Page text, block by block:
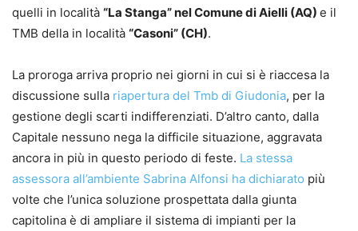
quelli in località “La Stanga” nel Comune di Aielli (AQ) e il
TMB della in località “Casoni” (CH).
La proroga arriva proprio nei giorni in cui si è riaccesa la
discussione sulla riapertura del Tmb di Giudonia, per la
gestione degli scarti indifferenziati. D’altro canto, dalla
Capitale nessuno nega la difficile situazione, aggravata
ancora in più in questo periodo di feste. La stessa
assessora all’ambiente Sabrina Alfonsi ha dichiarato più
volte che l’unica soluzione prospettata dalla giunta
capitolina è di ampliare il sistema di impianti per la